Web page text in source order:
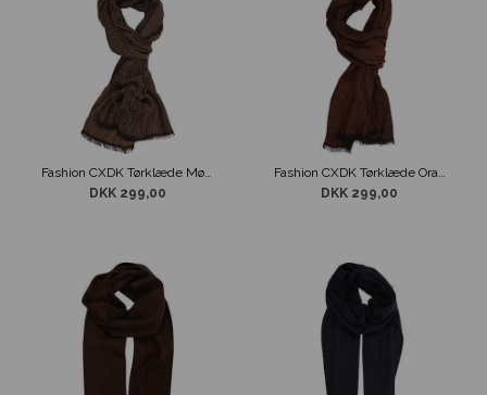
Fashion CXDK Tørklæde Mønstret
DKK 299,00
Fashion CXDK Tørklæde Orange Sort
DKK 299,00